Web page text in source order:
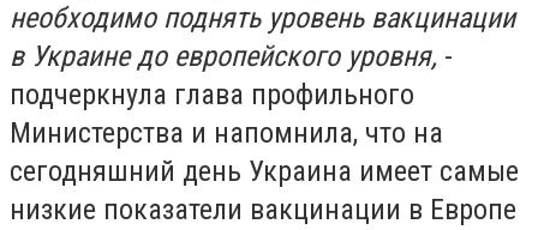
необходимо поднять уровень вакцинации
в Украине до европейского уровня, -
подчеркнула глава профильного
Министерства и напомнила, что на
сегодняшний день Украина имеет самые
низкие показатели вакцинации в Европе